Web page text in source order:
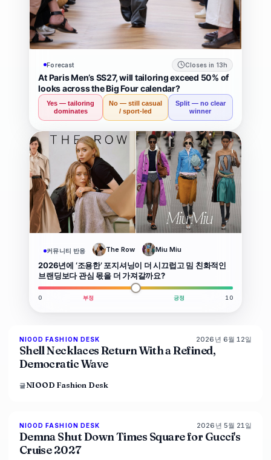
디
자
랜
드
마
크
Forecast Closes in 13h
At Paris Men’s SS27, will tailoring exceed 50% of
looks across the Big Four calendar?
Yes — tailoring
dominates
No — still casual
/ sport-led
Split — no clear
winner
커뮤니티 반응 The Row Miu Miu
2026년에 ‘조용한’ 포지셔닝이 더 시끄럽고 밈 친화적인
브랜딩보다 관심 몫을 더 가져갈까요?
0 부정 긍정 10
LIVE BRIEF
NIOOD FASHION DESK 2026년 6월 12일
Shell Necklaces Return With a Refined,
Democratic Wave
글NIOOD Fashion Desk
LIVE BRIEF
NIOOD FASHION DESK 2026년 5월 21일
Demna Shut Down Times Square for Gucci's
Cruise 2027